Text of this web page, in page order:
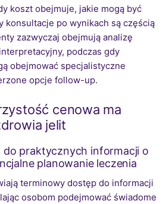
koszt obejmuje, jakie mogą być
konsultacje po wynikach są częścią
zazwyczaj obejmują analizę
podczas gdy
obejmować specjalistyczne
opcje follow-up.
cenowa ma
jelit
praktycznych informacji o
planowanie leczenia
terminowy dostęp do informacji
osobom podejmować świadome